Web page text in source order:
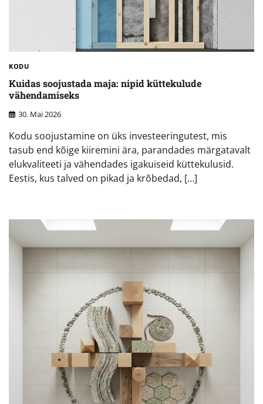
KODU
Kuidas soojustada maja: nipid küttekulude
vähendamiseks
30. Mai 2026
Kodu soojustamine on üks investeeringutest, mis
tasub end kõige kiiremini ära, parandades märgatavalt
elukvaliteeti ja vähendades igakuiseid küttekulusid.
Eestis, kus talved on pikad ja krõbedad, […]